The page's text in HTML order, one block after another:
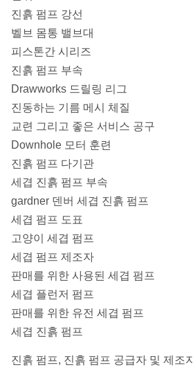
진흙 펌프 강선
벨브 몸통 밸브대
피스톤간 시리즈
진흙 펌프 부속
Drawworks 드릴링 리그
진동하는 기름 메시 체질
교련 그리고 좋은 서비스 공구
Downhole 모터 훈련
진흙 펌프 다기관
세겹 진흙 펌프 부속
gardner 덴버 세겹 진흙 펌프
세겹 펌프 도표
고양이 세겹 펌프
세겹 펌프 제조자
판매를 위한 사용된 세겹 펌프
세겹 플런저 펌프
판매를 위한 유전 세겹 펌프
세겹 진흙 펌프
진흙 펌프, 진흙 펌프 공급자 및 제조